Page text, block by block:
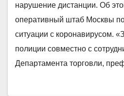
нарушение дистанции. Об
оперативный штаб Москвы
ситуации с коронавирусом.
полиции совместно с
Департамента торговли,